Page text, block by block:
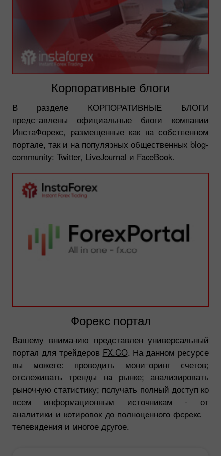
Корпоративные блоги
В разделе КОРПОРАТИВНЫЕ БЛОГИ
представлены официальные блоги компании
ИнстаФорекс, размещенные как на собственном
портале, так и на популярных общественных blog-
community: Twitter, LiveJournal и FaceBook.
Форекс портал
Вашему вниманию представлен универсальный
портал для трейдеров FX.CO. На данном ресурсе
вы можете: проводить мониторинг счетов;
отслеживать тренды на рынке; анализировать
рыночную статистику; получать полный доступ ко
всем информационным источникам - от
аналитики и котировок до полноценного форекс –
телевидения и многое другое.